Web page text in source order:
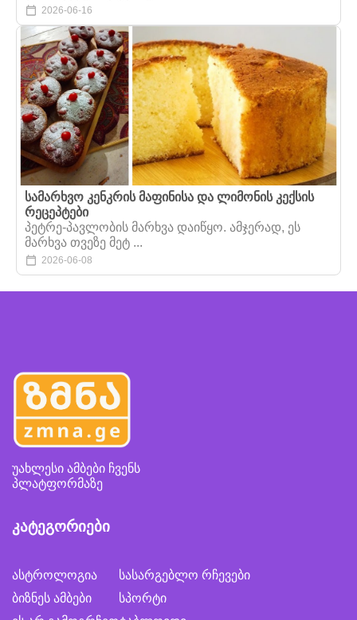
2026-06-16
სამარხვო კენკრის მაფინისა და ლიმონის კექსის
რეცეპტები
პეტრე-პავლობის მარხვა დაიწყო. ამჯერად, ეს
მარხვა თვეზე მეტ ...
2026-06-08
უახლესი ამბები ჩვენს
პლატფორმაზე
კატეგორიები
ასტროლოგია
ბიზნეს ამბები
სასარგებლო რჩევები
სპორტი